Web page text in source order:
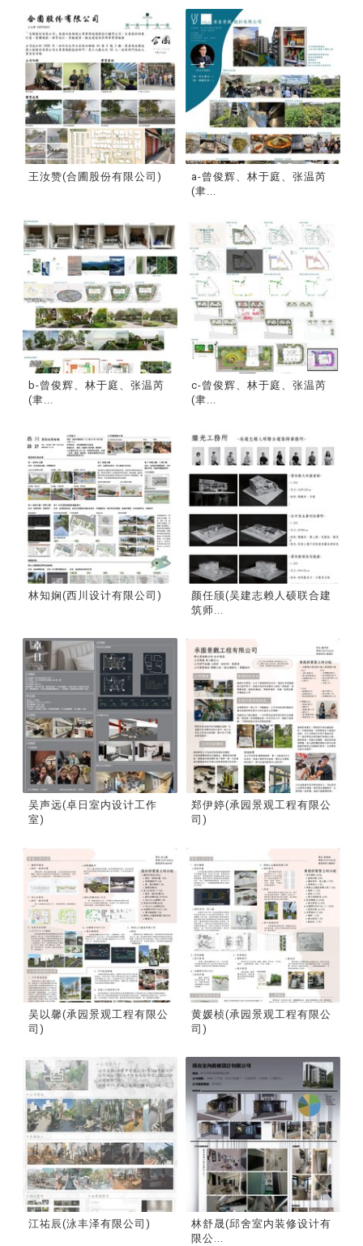
王汝赞(合圃股份有限公司)
a-曾俊辉、林于庭、张温芮
(聿...
b-曾俊辉、林于庭、张温芮
(聿...
c-曾俊辉、林于庭、张温芮
(聿...
林知娴(西川设计有限公司)
颜任颀(吴建志赖人硕联合建
筑师...
吴声远(卓日室内设计工作
室)
郑伊婷(承园景观工程有限公
司)
吴以馨(承园景观工程有限公
司)
黄媛桢(承园景观工程有限公
司)
江祐辰(泳丰泽有限公司)
林舒晟(邱舍室内装修设计有
限公...